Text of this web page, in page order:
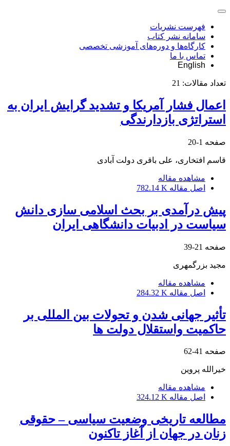
فهرست نشریات
سامانه نشر کتاب
کارگاه‌ها و دوره‌های آموزشی تخصصی
تماس با ما
English
تعداد مقالات: 21
اعمال فشار آمریکا و تشدید گرایش ایران به
استراتژی بازدارندگی
صفحه 1-20
قاسم افتخاری، علی باقری دولت آبادی
مشاهده مقاله
اصل مقاله 782.14 K
پیش درآمدی بر بحث اسلامی سازی دانش
سیاست در ادبیات دانشگاهی ایران
صفحه 21-39
مجید بزرگمهری
مشاهده مقاله
اصل مقاله 284.32 K
تأثیر جهانی شدن و تحولات بین المللی بر
حاکمیت واستقلال دولت ها
صفحه 41-62
خیرالله پروین
مشاهده مقاله
اصل مقاله 324.12 K
مطالعه تاریخی وضعیت سیاسی – حقوقی
زنان در جهان از آغاز تاکنون